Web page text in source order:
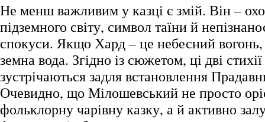
Не менш важливим у казці є змій. Він –
підземного світу, символ таїни й
спокуси. Якщо Хард – це небесний вогонь,
земна вода. Згідно із сюжетом, ці дві
зустрічаються задля встановлення
Очевидно, що Мілошевський не просто
фольклорну чарівну казку, а й активно